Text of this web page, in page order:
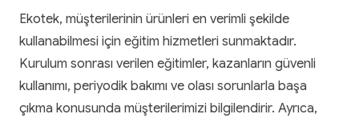
Ekotek, müşterilerinin ürünleri en verimli şekilde
kullanabilmesi için eğitim hizmetleri sunmaktadır.
Kurulum sonrası verilen eğitimler, kazanların güvenli
kullanımı, periyodik bakımı ve olası sorunlarla başa
çıkma konusunda müşterilerimizi bilgilendirir. Ayrıca,